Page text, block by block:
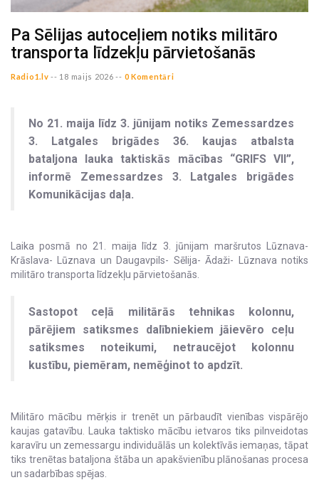
Pa Sēlijas autoceļiem notiks militāro
transporta līdzekļu pārvietošanās
Radio1.lv -- 18 maijs 2026 -- 0 Komentāri
No 21. maija līdz 3. jūnijam notiks Zemessardzes
3. Latgales brigādes 36. kaujas atbalsta
bataljona lauka taktiskās mācības “GRIFS VII”,
informē Zemessardzes 3. Latgales brigādes
Komunikācijas daļa.
Laika posmā no 21. maija līdz 3. jūnijam maršrutos Lūznava-
Krāslava- Lūznava un Daugavpils- Sēlija- Ādaži- Lūznava notiks
militāro transporta līdzekļu pārvietošanās.
Sastopot ceļā militārās tehnikas kolonnu,
pārējiem satiksmes dalībniekiem jāievēro ceļu
satiksmes noteikumi, netraucējot kolonnu
kustību, piemēram, nemēģinot to apdzīt.
Militāro mācību mērķis ir trenēt un pārbaudīt vienības vispārējo
kaujas gatavību. Lauka taktisko mācību ietvaros tiks pilnveidotas
karavīru un zemessargu individuālās un kolektīvās iemaņas, tāpat
tiks trenētas bataljona štāba un apakšvienību plānošanas procesa
un sadarbības spējas.